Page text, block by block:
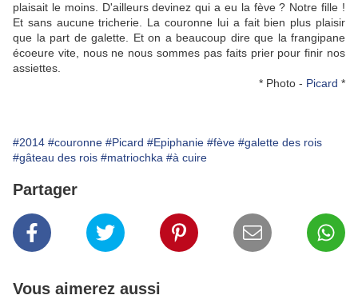
plaisait le moins. D'ailleurs devinez qui a eu la fève ? Notre fille !
Et sans aucune tricherie. La couronne lui a fait bien plus plaisir
que la part de galette. Et on a beaucoup dire que la frangipane
écoeure vite, nous ne nous sommes pas faits prier pour finir nos
assiettes.
* Photo - Picard *
#2014 #couronne #Picard #Epiphanie #fève #galette des rois
#gâteau des rois #matriochka #à cuire
Partager
Vous aimerez aussi